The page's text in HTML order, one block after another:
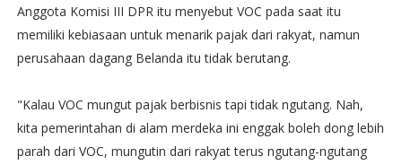
Anggota Komisi III DPR itu menyebut VOC pada saat itu
memiliki kebiasaan untuk menarik pajak dari rakyat, namun
perusahaan dagang Belanda itu tidak berutang.
"Kalau VOC mungut pajak berbisnis tapi tidak ngutang. Nah,
kita pemerintahan di alam merdeka ini enggak boleh dong lebih
parah dari VOC, mungutin dari rakyat terus ngutang-ngutang